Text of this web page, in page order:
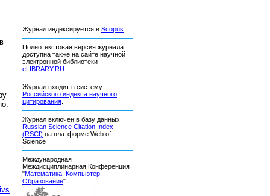
Журнал индексируется в Scopus
Полнотекстовая версия журнала
доступна также на сайте научной
электронной библиотеки
eLIBRARY.RU
Журнал входит в систему
Российского индекса научного
цитирования
Журнал включен в базу данных
Russian Science Citation Index
(RSCI) на платформе Web of
Science
Международная
Междисциплинарная Конференция
"Математика. Компьютер.
Образование"